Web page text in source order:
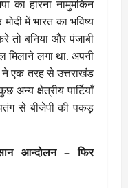
का हारना नामुमकिन
मोदी में भारत का भविष्य
तो बनिया और पंजाबी
मिलाने लगा था. अपनी
एक तरह से उत्तराखंड
क्षेत्रीय पार्टियाँ
से बीजेपी की पकड़
आन्दोलन – फिर